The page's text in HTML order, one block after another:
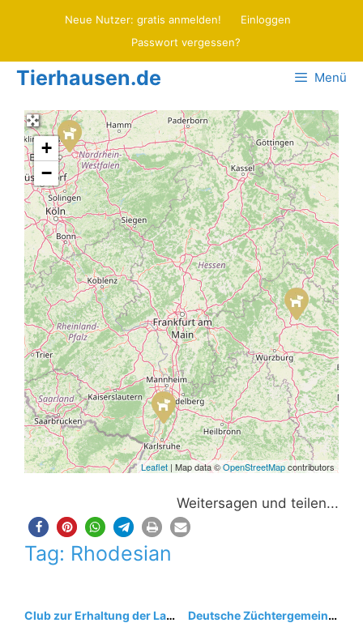
Neue Nutzer: gratis anmelden!
Einloggen
Passwort vergessen?
Tierhausen.de Menü
+
−
Leaflet | Map data ©OpenStreetMapcontributors
Weitersagen und teilen...
Tag: Rhodesian
Club zur Erhaltung der Laufhunde des Südlichen Afrika e.V. Deutsche Züchtergemeinschaft Rhodesian Ridgeback e.V.